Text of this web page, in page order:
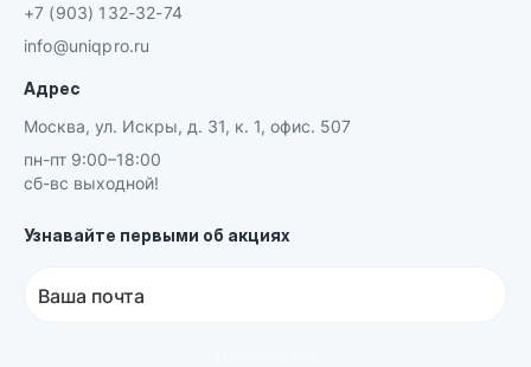
+7 (903) 132-32-74
info@uniqpro.ru
Адрес
Москва, ул. Искры, д. 31, к. 1, офис. 507
пн-пт 9:00–18:00
сб-вс выходной!
Узнавайте первыми об акциях
Ваша почта